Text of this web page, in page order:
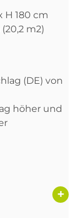
H 180 cm
m2)
(DE) von
höher und